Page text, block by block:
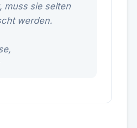
muss sie selten
werden.